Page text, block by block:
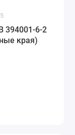
394001-6-2
края)